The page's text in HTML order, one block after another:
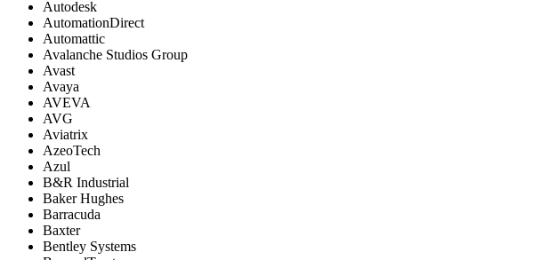
Autodesk
AutomationDirect
Automattic
Avalanche Studios Group
Avast
Avaya
AVEVA
AVG
Aviatrix
AzeoTech
Azul
B&R Industrial
Baker Hughes
Barracuda
Baxter
Bentley Systems